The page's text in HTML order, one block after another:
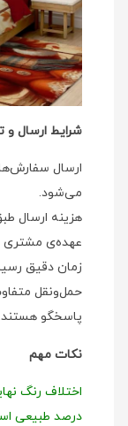
شرایط ارسال و
ارسال
می‌شود.
هزینه ارسال
عهده‌ی مشتری
زمان دقیق
حمل‌ونقل
پاسخگو هستند.
نکات مهم
درصد طبیعی